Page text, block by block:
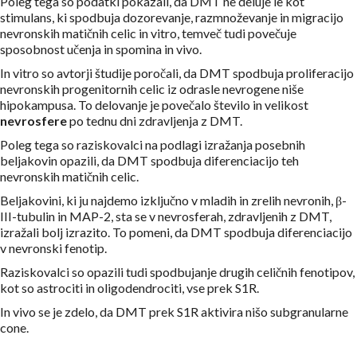
stimulans, ki spodbuja dozorevanje, razmnoževanje in migracijo
nevronskih matičnih celic in vitro, temveč tudi povečuje
sposobnost učenja in spomina in vivo.
In vitro so avtorji študije poročali, da DMT spodbuja proliferacijo
nevronskih progenitornih celic iz odrasle nevrogene niše
hipokampusa. To delovanje je povečalo število in velikost
nevrosferepo tednu dni zdravljenja z DMT.
Poleg tega so raziskovalci na podlagi izražanja posebnih
beljakovin opazili, da DMT spodbuja diferenciacijo teh
nevronskih matičnih celic.
Beljakovini, ki ju najdemo izključno v mladih in zrelih nevronih, β-
III-tubulin in MAP-2, sta se v nevrosferah, zdravljenih z DMT,
izražali bolj izrazito. To pomeni, da DMT spodbuja diferenciacijo
v nevronski fenotip.
Raziskovalci so opazili tudi spodbujanje drugih celičnih fenotipov,
kot so astrociti in oligodendrociti, vse prek S1R.
In vivo se je zdelo, da DMT prek S1R aktivira nišo subgranularne
cone.